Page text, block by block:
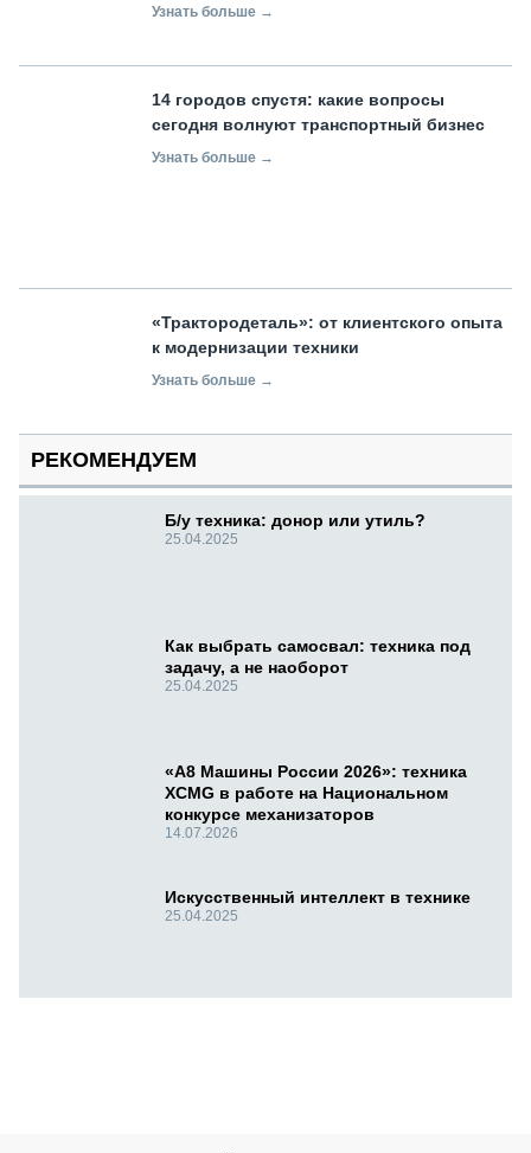
Узнать больше →
14 городов спустя: какие вопросы
сегодня волнуют транспортный бизнес
Узнать больше →
«Трактородеталь»: от клиентского опыта
к модернизации техники
Узнать больше →
РЕКОМЕНДУЕМ
Б/у техника: донор или утиль?
25.04.2025
Как выбрать самосвал: техника под
задачу, а не наоборот
25.04.2025
«А8 Машины России 2026»: техника
XCMG в работе на Национальном
конкурсе механизаторов
14.07.2026
Искусственный интеллект в технике
25.04.2025